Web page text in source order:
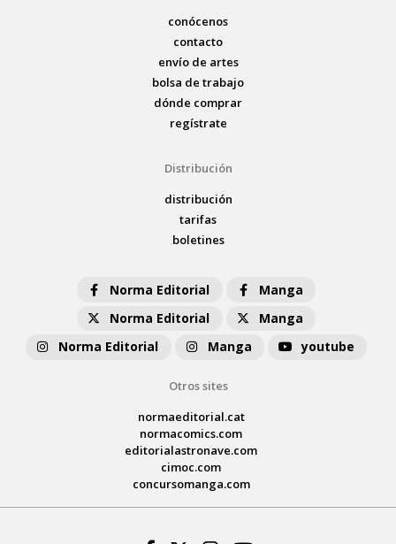
conócenos
contacto
envío de artes
bolsa de trabajo
dónde comprar
regístrate
Distribución
distribución
tarifas
boletines
Norma Editorial
Manga
Norma Editorial
Manga
Norma Editorial
Manga youtube
Otros sites
normaeditorial.cat
normacomics.com
editorialastronave.com
cimoc.com
concursomanga.com